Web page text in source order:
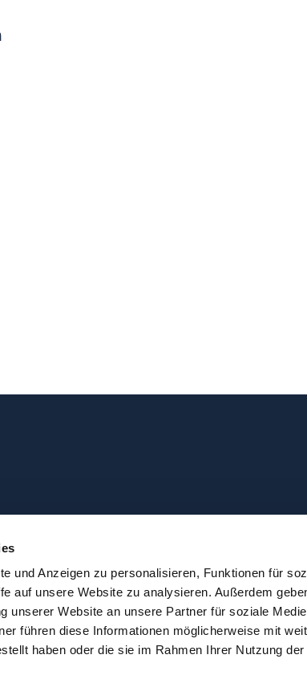
und Anzeigen zu personalisieren, Funktionen für
auf unsere Website zu analysieren. Außerdem
unserer Website an unsere Partner für soziale
führen diese Informationen möglicherweise mit
haben oder die sie im Rahmen Ihrer Nutzung